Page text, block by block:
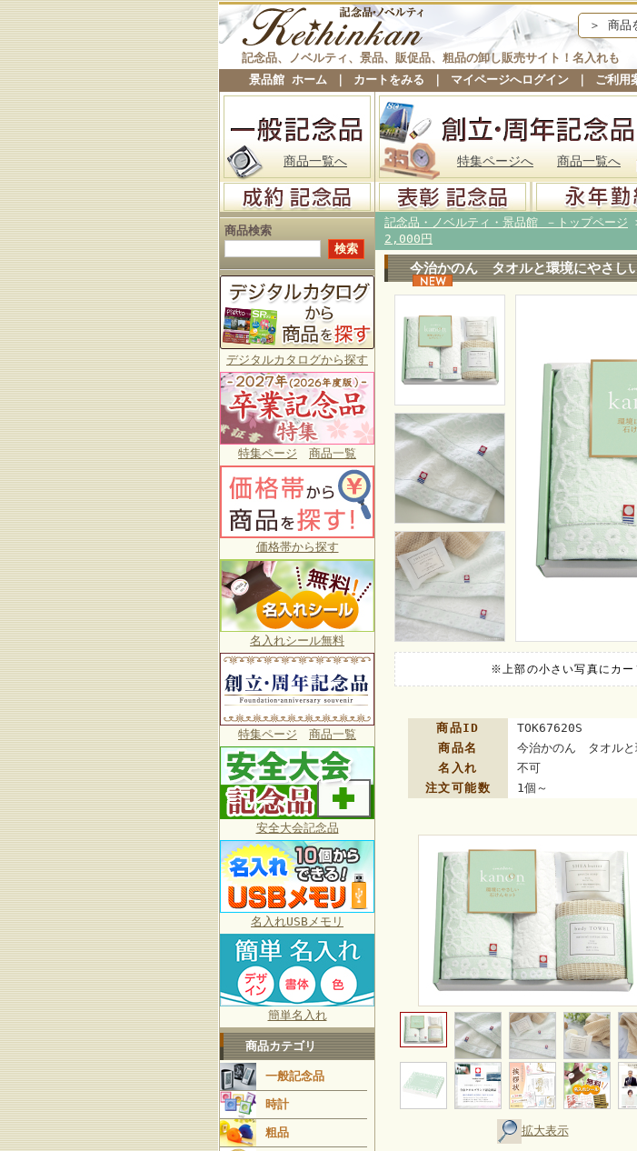
＞ 商品
記念品、ノベルティ、景品、販促品、粗品の卸し販売サイト！名入れも
景品館 ホーム
カートをみる マイページへログイン ご利用
商品一覧へ
商品検索
デジタルカタログから探す
特集ページ 商品一覧
価格帯から探す
名入れシール無料
特集ページ 商品一覧
安全大会記念品
名入れUSBメモリ
簡単名入れ
商品カテゴリ
一般記念品
時計
粗品
特集ページへ 商品一覧へ
記念品・ノベルティ・景品館 －トップページ
2,000円
今治かのん タオルと環境にやさ
※上部の小さい写真にカー
商品ID
TOK67620S
商品名
今治かのん タオル
名入れ
不可
注文可能数
1個～
拡大表示